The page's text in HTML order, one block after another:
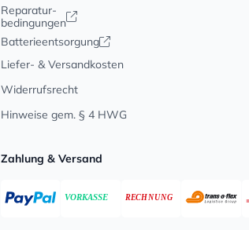
Reparatur-
bedingungen
Batterieentsorgung
Liefer- & Versandkosten
Widerrufsrecht
Hinweise gem. § 4 HWG
Zahlung & Versand